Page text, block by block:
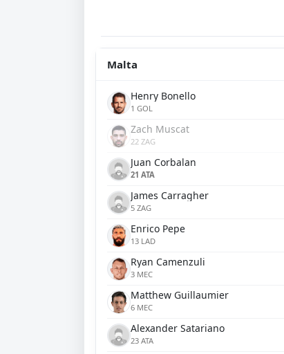
Malta
Henry Bonello
1 GOL
Zach Muscat
22 ZAG
Juan Corbalan
21 ATA
James Carragher
5 ZAG
Enrico Pepe
13 LAD
Ryan Camenzuli
3 MEC
Matthew Guillaumier
6 MEC
Alexander Satariano
23 ATA